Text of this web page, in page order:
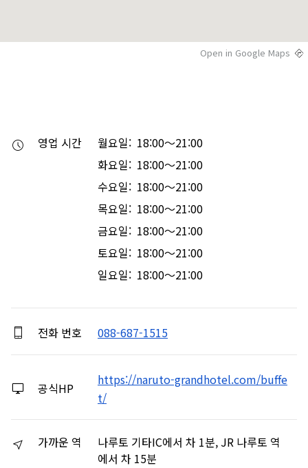
Open in Google Maps
영업 시간
월요일: 18:00～21:00
화요일: 18:00～21:00
수요일: 18:00～21:00
목요일: 18:00～21:00
금요일: 18:00～21:00
토요일: 18:00～21:00
일요일: 18:00～21:00
전화 번호 088-687-1515
공식HP
https://naruto-grandhotel.com/buffe
t/
가까운 역
나루토 기타IC에서 차 1분, JR 나루토 역
에서 차 15분